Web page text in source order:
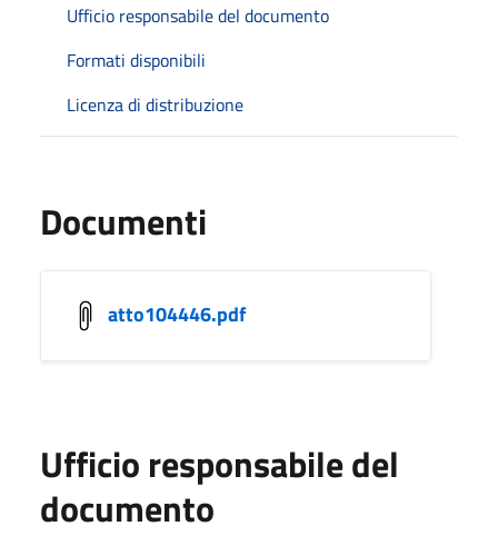
Ufficio responsabile del documento
Formati disponibili
Licenza di distribuzione
Documenti
atto104446.pdf
Ufficio responsabile del
documento